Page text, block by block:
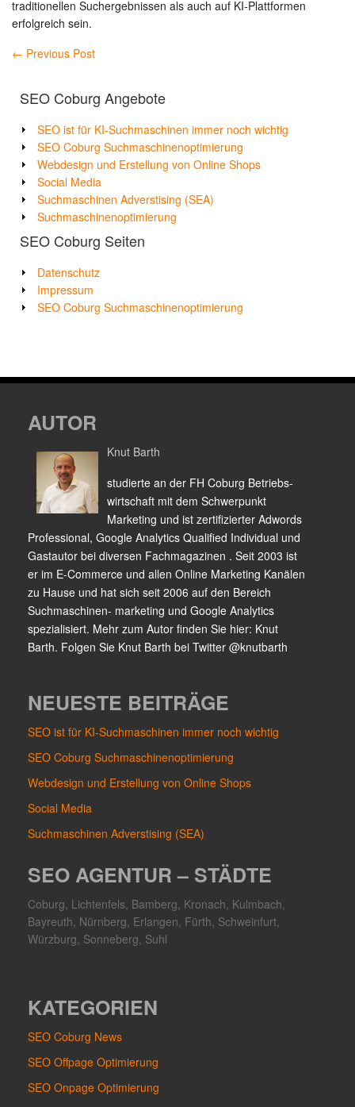
traditionellen Suchergebnissen als auch auf KI-Plattformen
erfolgreich sein.
← Previous Post
SEO Coburg Angebote
SEO ist für KI-Suchmaschinen immer noch wichtig
SEO Coburg Suchmaschinenoptimierung
Webdesign und Erstellung von Online Shops
Social Media
Suchmaschinen Adverstising (SEA)
Suchmaschinenoptimierung
SEO Coburg Seiten
Datenschutz
Impressum
SEO Coburg Suchmaschinenoptimierung
AUTOR
Knut Barth
studierte an der FH Coburg Betriebs-
wirtschaft mit dem Schwerpunkt
Marketing und ist zertifizierter Adwords
Professional, Google Analytics Qualified Individual und
Gastautor bei diversen Fachmagazinen . Seit 2003 ist
er im E-Commerce und allen Online Marketing Kanälen
zu Hause und hat sich seit 2006 auf den Bereich
Suchmaschinen- marketing und Google Analytics
spezialisiert. Mehr zum Autor finden Sie hier: Knut
Barth. Folgen Sie Knut Barth bei Twitter @knutbarth
NEUESTE BEITRÄGE
SEO ist für KI-Suchmaschinen immer noch wichtig
SEO Coburg Suchmaschinenoptimierung
Webdesign und Erstellung von Online Shops
Social Media
Suchmaschinen Adverstising (SEA)
SEO AGENTUR – STÄDTE
Coburg, Lichtenfels, Bamberg, Kronach, Kulmbach,
Bayreuth, Nürnberg, Erlangen, Fürth, Schweinfurt,
Würzburg, Sonneberg, Suhl
KATEGORIEN
SEO Coburg News
SEO Offpage Optimierung
SEO Onpage Optimierung